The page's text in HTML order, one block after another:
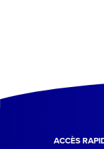
ACCÈS